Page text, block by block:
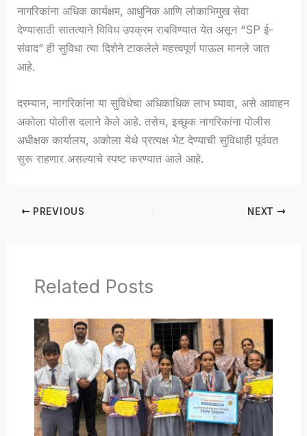
नागरिकांना अधिक कार्यक्षम, आधुनिक आणि लोकाभिमुख सेवा
देण्यासाठी सातत्याने विविध उपक्रम राबविण्यात येत असून “SP ई-
संवाद” ही सुविधा त्या दिशेने टाकलेले महत्त्वपूर्ण पाऊल मानले जात
आहे.
दरम्यान, नागरिकांना या सुविधेचा अधिकाधिक लाभ घ्यावा, असे आवाहन
अकोला पोलीस दलाने केले आहे. तसेच, इच्छुक नागरिकांना पोलीस
अधीक्षक कार्यालय, अकोला येथे प्रत्यक्ष भेट देण्याची सुविधाही पूर्ववत
सुरू राहणार असल्याचे स्पष्ट करण्यात आले आहे.
PREVIOUS NEXT
Related Posts